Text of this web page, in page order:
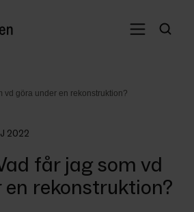
vd göra under en rekonstruktion?
2022
får jag som vd
en rekonstruktion?